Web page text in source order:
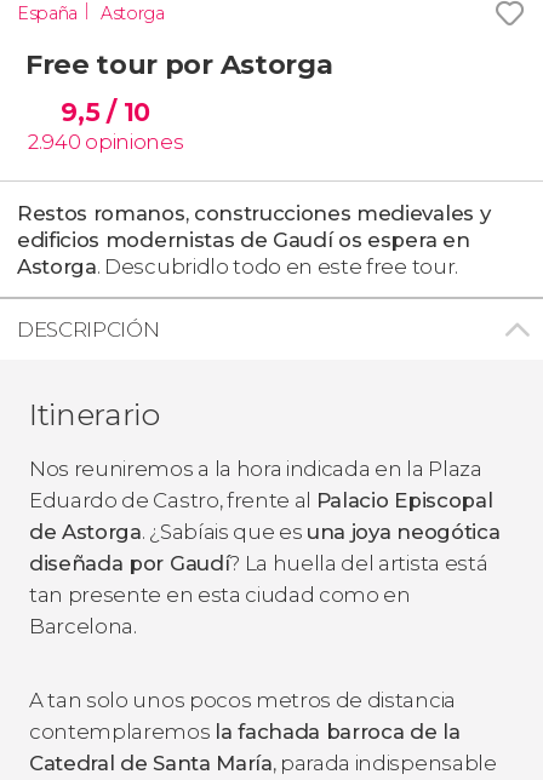
España Astorga
Free tour por Astorga
9,5/ 10
2.940 opiniones
Restos romanos, construcciones medievales y
edificios modernistas de Gaudí os espera en
Astorga. Descubridlo todo en este free tour.
DESCRIPCIÓN
Itinerario
Nos reuniremos a la hora indicada en la Plaza
Eduardo de Castro, frente al Palacio Episcopal
de Astorga. ¿Sabíais que es una joya neogótica
diseñada por Gaudí? La huella del artista está
tan presente en esta ciudad como en
Barcelona.
A tan solo unos pocos metros de distancia
contemplaremos la fachada barroca de la
Catedral de Santa María, parada indispensable